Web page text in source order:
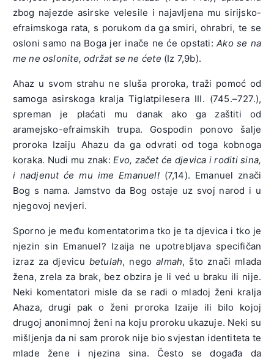
zbog najezde asirske velesile i najavljena mu sirijsko-
efraimskoga rata, s porukom da ga smiri, ohrabri, te se
osloni samo na Boga jer inače ne će opstati:Ako se na
me ne oslonite, održat se ne ćete (Iz 7,9b).
Ahaz u svom strahu ne sluša proroka, traži pomoć od
samoga asirskoga kralja Tiglatpilesera III. (745.–727.),
spreman je plaćati mu danak ako ga zaštiti od
aramejsko-efraimskih trupa. Gospodin ponovo šalje
proroka Izaiju Ahazu da ga odvrati od toga kobnoga
koraka. Nudi mu znak:Evo, začet će djevica i roditi sina,
i nadjenut će mu ime Emanuel!(7,14). Emanuel znači
Bog s nama. Jamstvo da Bog ostaje uz svoj narod i u
njegovoj nevjeri.
Sporno je među komentatorima tko je ta djevica i tko je
njezin sin Emanuel? Izaija ne upotrebljava specifičan
izraz za djevicu betulah, negoalmah, što znači mlada
žena, zrela za brak, bez obzira je li već u braku ili nije.
Neki komentatori misle da se radi o mladoj ženi kralja
Ahaza, drugi pak o ženi proroka Izaije ili bilo kojoj
drugoj anonimnoj ženi na koju proroku ukazuje. Neki su
mišljenja da ni sam prorok nije bio svjestan identiteta te
mlade žene i njezina sina. Često se događa da